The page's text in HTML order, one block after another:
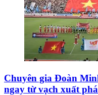
Chuyên gia Đoàn
ngay từ vạch xuất